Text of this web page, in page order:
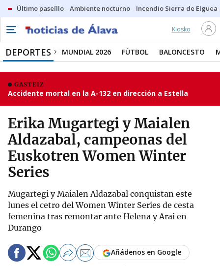
Último paseíllo Ambiente nocturno Incendio Sierra de Elguea
Kiosko
DEPORTES MUNDIAL 2026 FÚTBOL BALONCESTO
GASTEIZ
Accidente mortal en la A-132 en dirección a Estella
Erika Mugartegi y Maialen
Aldazabal, campeonas del
Euskotren Women Winter
Series
Mugartegi y Maialen Aldazabal conquistan este
lunes el cetro del Women Winter Series de cesta
femenina tras remontar ante Helena y Arai en
Durango
Añádenos en Google